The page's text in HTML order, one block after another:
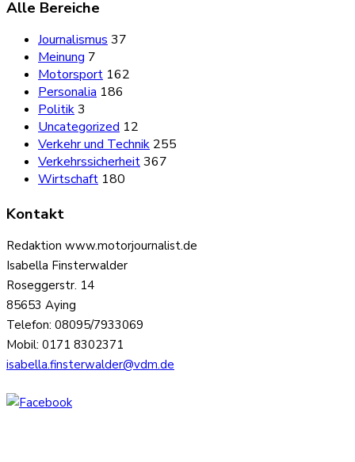
Alle Bereiche
Journalismus 37
Meinung 7
Motorsport 162
Personalia 186
Politik3
Uncategorized 12
Verkehr und Technik 255
Verkehrssicherheit367
Wirtschaft 180
Kontakt
Redaktion www.motorjournalist.de
Isabella Finsterwalder
Roseggerstr. 14
85653 Aying
Telefon: 08095/7933069
Mobil: 0171 8302371
isabella.finsterwalder@vdm.de